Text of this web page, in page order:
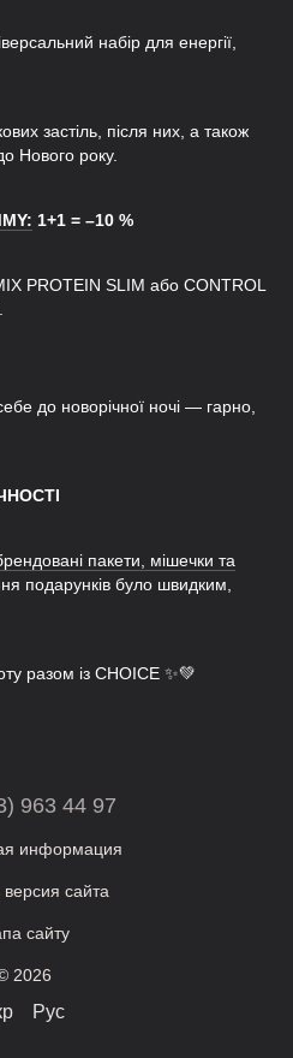
набір для енергії,
застіль, після них, а також
Нового року.
1+1 = –10 %
PROTEIN SLIM або CONTROL
до новорічної ночі — гарно,
пакети, мішечки та
подарунків було швидким,
разом із CHOICE ✨💚
963 44 97
информация
сайта
сайту
2026
Рус